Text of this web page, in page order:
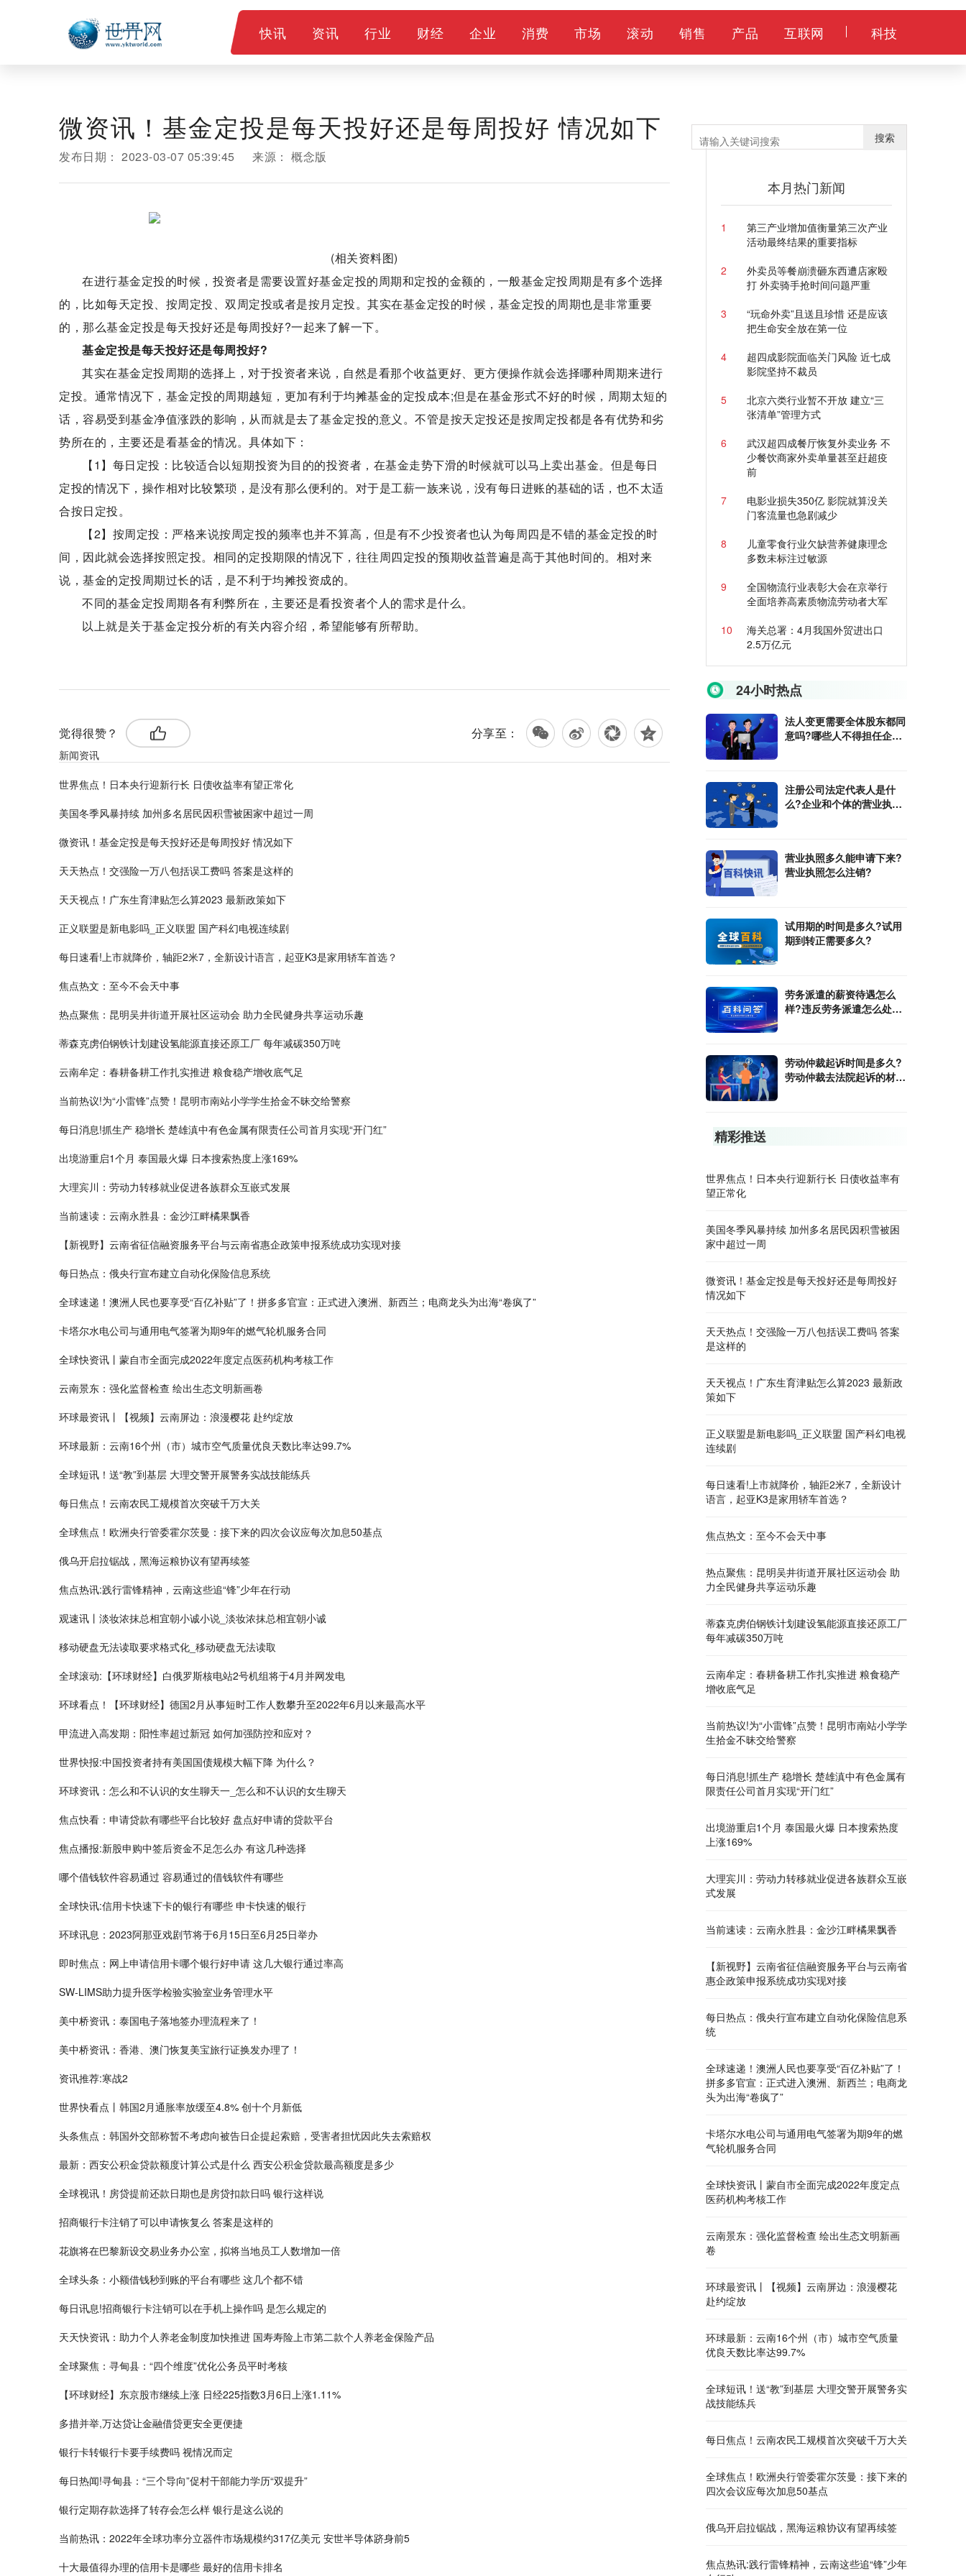
快讯 资讯 行业 财经 企业 消费 市场 滚动 销售 产品 互联网 科技
微资讯！基金定投是每天投好还是每周投好 情况如下
发布日期： 2023-03-07 05:39:45 来源： 概念版
(相关资料图)
在进行基金定投的时候，投资者是需要设置好基金定投的周期和定投的金额的，一般基金定投周期是有多个选择
的，比如每天定投、按周定投、双周定投或者是按月定投。其实在基金定投的时候，基金定投的周期也是非常重要
的，那么基金定投是每天投好还是每周投好?一起来了解一下。
基金定投是每天投好还是每周投好?
其实在基金定投周期的选择上，对于投资者来说，自然是看那个收益更好、更方便操作就会选择哪种周期来进行
定投。通常情况下，基金定投的周期越短，更加有利于均摊基金的定投成本;但是在基金形式不好的时候，周期太短的
话，容易受到基金净值涨跌的影响，从而就是去了基金定投的意义。不管是按天定投还是按周定投都是各有优势和劣
势所在的，主要还是看基金的情况。具体如下：
【1】每日定投：比较适合以短期投资为目的的投资者，在基金走势下滑的时候就可以马上卖出基金。但是每日
定投的情况下，操作相对比较繁琐，是没有那么便利的。对于是工薪一族来说，没有每日进账的基础的话，也不太适
合按日定投。
【2】按周定投：严格来说按周定投的频率也并不算高，但是有不少投资者也认为每周四是不错的基金定投的时
间，因此就会选择按照定投。相同的定投期限的情况下，往往周四定投的预期收益普遍是高于其他时间的。相对来
说，基金的定投周期过长的话，是不利于均摊投资成的。
不同的基金定投周期各有利弊所在，主要还是看投资者个人的需求是什么。
以上就是关于基金定投分析的有关内容介绍，希望能够有所帮助。
觉得很赞？ 分享至：
新闻资讯
世界焦点！日本央行迎新行长 日债收益率有望正常化
美国冬季风暴持续 加州多名居民因积雪被困家中超过一周
微资讯！基金定投是每天投好还是每周投好 情况如下
天天热点！交强险一万八包括误工费吗 答案是这样的
天天视点！广东生育津贴怎么算2023 最新政策如下
正义联盟是新电影吗_正义联盟 国产科幻电视连续剧
每日速看!上市就降价，轴距2米7，全新设计语言，起亚K3是家用轿车首选？
焦点热文：至今不会天中事
热点聚焦：昆明吴井街道开展社区运动会 助力全民健身共享运动乐趣
蒂森克虏伯钢铁计划建设氢能源直接还原工厂 每年减碳350万吨
云南牟定：春耕备耕工作扎实推进 粮食稳产增收底气足
当前热议!为“小雷锋”点赞！昆明市南站小学学生拾金不昧交给警察
每日消息!抓生产 稳增长 楚雄滇中有色金属有限责任公司首月实现“开门红”
出境游重启1个月 泰国最火爆 日本搜索热度上涨169%
大理宾川：劳动力转移就业促进各族群众互嵌式发展
当前速读：云南永胜县：金沙江畔橘果飘香
【新视野】云南省征信融资服务平台与云南省惠企政策申报系统成功实现对接
每日热点：俄央行宣布建立自动化保险信息系统
全球速递！澳洲人民也要享受“百亿补贴”了！拼多多官宣：正式进入澳洲、新西兰；电商龙头为出海“卷疯了”
卡塔尔水电公司与通用电气签署为期9年的燃气轮机服务合同
全球快资讯丨蒙自市全面完成2022年度定点医药机构考核工作
云南景东：强化监督检查 绘出生态文明新画卷
环球最资讯丨【视频】云南屏边：浪漫樱花 赴约绽放
环球最新：云南16个州（市）城市空气质量优良天数比率达99.7%
全球短讯！送“教”到基层 大理交警开展警务实战技能练兵
每日焦点！云南农民工规模首次突破千万大关
全球焦点！欧洲央行管委霍尔茨曼：接下来的四次会议应每次加息50基点
俄乌开启拉锯战，黑海运粮协议有望再续签
焦点热讯:践行雷锋精神，云南这些追“锋”少年在行动
观速讯丨淡妆浓抹总相宜朝小诚小说_淡妆浓抹总相宜朝小诚
移动硬盘无法读取要求格式化_移动硬盘无法读取
全球滚动:【环球财经】白俄罗斯核电站2号机组将于4月并网发电
环球看点！【环球财经】德国2月从事短时工作人数攀升至2022年6月以来最高水平
甲流进入高发期：阳性率超过新冠 如何加强防控和应对？
世界快报:中国投资者持有美国国债规模大幅下降 为什么？
环球资讯：怎么和不认识的女生聊天一_怎么和不认识的女生聊天
焦点快看：申请贷款有哪些平台比较好 盘点好申请的贷款平台
焦点播报:新股申购中签后资金不足怎么办 有这几种选择
哪个借钱软件容易通过 容易通过的借钱软件有哪些
全球快讯:信用卡快速下卡的银行有哪些 申卡快速的银行
环球讯息：2023阿那亚戏剧节将于6月15日至6月25日举办
即时焦点：网上申请信用卡哪个银行好申请 这几大银行通过率高
SW-LIMS助力提升医学检验实验室业务管理水平
美中桥资讯：泰国电子落地签办理流程来了！
美中桥资讯：香港、澳门恢复美宝旅行证换发办理了！
资讯推荐:寒战2
世界快看点丨韩国2月通胀率放缓至4.8% 创十个月新低
头条焦点：韩国外交部称暂不考虑向被告日企提起索赔，受害者担忧因此失去索赔权
最新：西安公积金贷款额度计算公式是什么 西安公积金贷款最高额度是多少
全球视讯！房贷提前还款日期也是房贷扣款日吗 银行这样说
招商银行卡注销了可以申请恢复么 答案是这样的
花旗将在巴黎新设交易业务办公室，拟将当地员工人数增加一倍
全球头条：小额借钱秒到账的平台有哪些 这几个都不错
每日讯息!招商银行卡注销可以在手机上操作吗 是怎么规定的
天天快资讯：助力个人养老金制度加快推进 国寿寿险上市第二款个人养老金保险产品
全球聚焦：寻甸县：“四个维度”优化公务员平时考核
【环球财经】东京股市继续上涨 日经225指数3月6日上涨1.11%
多措并举,万达贷让金融借贷更安全更便捷
银行卡转银行卡要手续费吗 视情况而定
每日热闻!寻甸县：“三个导向”促村干部能力学历“双提升”
银行定期存款选择了转存会怎么样 银行是这么说的
当前热讯：2022年全球功率分立器件市场规模约317亿美元 安世半导体跻身前5
十大最值得办理的信用卡是哪些 最好的信用卡排名
搜索
本月热门新闻
1
第三产业增加值衡量第三次产业
活动最终结果的重要指标
2
外卖员等餐崩溃砸东西遭店家殴
打 外卖骑手抢时间问题严重
3
“玩命外卖”且送且珍惜 还是应该
把生命安全放在第一位
4
超四成影院面临关门风险 近七成
影院坚持不裁员
5
北京六类行业暂不开放 建立“三
张清单”管理方式
6
武汉超四成餐厅恢复外卖业务 不
少餐饮商家外卖单量甚至赶超疫
前
7
电影业损失350亿 影院就算没关
门客流量也急剧减少
8
儿童零食行业欠缺营养健康理念
多数未标注过敏源
9
全国物流行业表彰大会在京举行
全面培养高素质物流劳动者大军
10
海关总署：4月我国外贸进出口
2.5万亿元
24小时热点
法人变更需要全体股东都同
意吗?哪些人不得担任企业
注册公司法定代表人是什
么?企业和个体的营业执照
营业执照多久能申请下来?
营业执照怎么注销?
试用期的时间是多久?试用
期到转正需要多久?
劳务派遣的薪资待遇怎么
样?违反劳务派遣怎么处
​劳动仲裁起诉时间是多久?
劳动仲裁去法院起诉的材料
精彩推送
世界焦点！日本央行迎新行长 日债收益率有
望正常化
美国冬季风暴持续 加州多名居民因积雪被困
家中超过一周
微资讯！基金定投是每天投好还是每周投好
情况如下
天天热点！交强险一万八包括误工费吗 答案
是这样的
天天视点！广东生育津贴怎么算2023 最新政
策如下
正义联盟是新电影吗_正义联盟 国产科幻电视
连续剧
每日速看!上市就降价，轴距2米7，全新设计
语言，起亚K3是家用轿车首选？
焦点热文：至今不会天中事
热点聚焦：昆明吴井街道开展社区运动会 助
力全民健身共享运动乐趣
蒂森克虏伯钢铁计划建设氢能源直接还原工厂
每年减碳350万吨
云南牟定：春耕备耕工作扎实推进 粮食稳产
增收底气足
当前热议!为“小雷锋”点赞！昆明市南站小学学
生拾金不昧交给警察
每日消息!抓生产 稳增长 楚雄滇中有色金属有
限责任公司首月实现“开门红”
出境游重启1个月 泰国最火爆 日本搜索热度
上涨169%
大理宾川：劳动力转移就业促进各族群众互嵌
式发展
当前速读：云南永胜县：金沙江畔橘果飘香
【新视野】云南省征信融资服务平台与云南省
惠企政策申报系统成功实现对接
每日热点：俄央行宣布建立自动化保险信息系
统
全球速递！澳洲人民也要享受“百亿补贴”了！
拼多多官宣：正式进入澳洲、新西兰；电商龙
头为出海“卷疯了”
卡塔尔水电公司与通用电气签署为期9年的燃
气轮机服务合同
全球快资讯丨蒙自市全面完成2022年度定点
医药机构考核工作
云南景东：强化监督检查 绘出生态文明新画
卷
环球最资讯丨【视频】云南屏边：浪漫樱花
赴约绽放
环球最新：云南16个州（市）城市空气质量
优良天数比率达99.7%
全球短讯！送“教”到基层 大理交警开展警务实
战技能练兵
每日焦点！云南农民工规模首次突破千万大关
全球焦点！欧洲央行管委霍尔茨曼：接下来的
四次会议应每次加息50基点
俄乌开启拉锯战，黑海运粮协议有望再续签
焦点热讯:践行雷锋精神，云南这些追“锋”少年